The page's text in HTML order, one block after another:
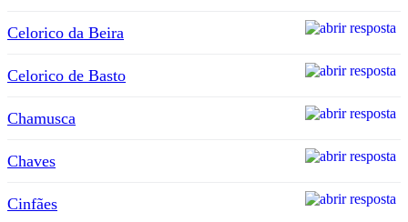
Celorico da Beira
Celorico de Basto
Chamusca
Chaves
Cinfães